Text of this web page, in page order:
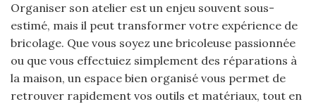
Organiser son atelier est un enjeu souvent sous-
estimé, mais il peut transformer votre expérience de
bricolage. Que vous soyez une bricoleuse passionnée
ou que vous effectuiez simplement des réparations à
la maison, un espace bien organisé vous permet de
retrouver rapidement vos outils et matériaux, tout en